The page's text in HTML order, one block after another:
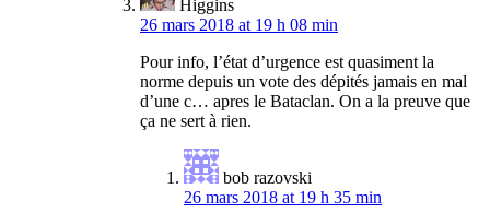
Higgins
26 mars 2018 at 19 h 08 min
Pour info, l’état d’urgence est quasiment la
norme depuis un vote des dépités jamais en mal
d’une c… apres le Bataclan. On a la preuve que
ça ne sert à rien.
bob razovski
26 mars 2018 at 19 h 35 min